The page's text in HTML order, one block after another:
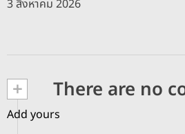
3 สิงหาคม 2026
+ There are no
Add yours